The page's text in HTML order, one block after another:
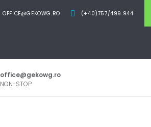
OFFICE@GEKOWG.RO (+40)757/499.944
office@gekowg.ro
NON-STOP